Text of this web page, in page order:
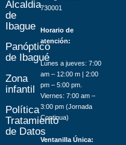
Alcaldia
de
Ibague
Panóptico
de Ibagué
Zona
infantil
Política
Tratamiento
de Datos
730001
Horario de
atención:
Lunes a jueves: 7:00
am – 12:00 m | 2:00
pm – 5:00 pm.
Viernes: 7:00 am –
3:00 pm (Jornada
Continua)
Ventanilla Única: